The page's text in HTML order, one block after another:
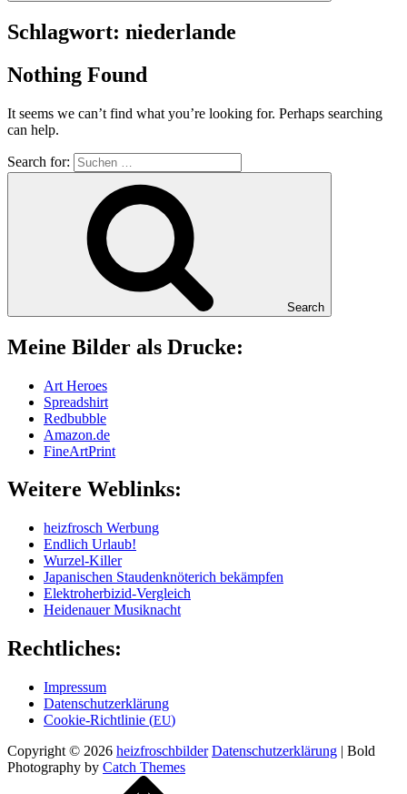
Schlagwort: niederlande
Nothing Found
It seems we can’t find what you’re looking for. Perhaps searching
can help.
Search for:
Search
Mei­ne Bil­der als Drucke:
Art Heroes
Spread­shirt
Red­bubble
Amazon.de
Fine­Art­Print
Wei­te­re Weblinks:
heiz­frosch Werbung
End­lich Urlaub!
Wur­zel-Kil­ler
Japa­ni­schen Stau­den­knö­te­rich bekämpfen
Elek­tro­her­bi­zid-Ver­gleich
Hei­de­nau­er Musiknacht
Recht­li­ches:
Impres­sum
Daten­schutz­er­klä­rung
Coo­kie-Rich­t­­li­­nie (EU)
Copyright © 2026 heizfroschbilder Daten­schutz­er­klä­rung | Bold
Photography by Catch Themes